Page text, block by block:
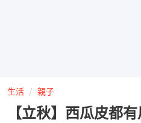
生活 親子
【立秋】西瓜皮都